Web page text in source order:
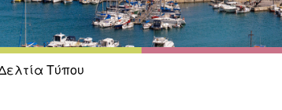
Τύπου